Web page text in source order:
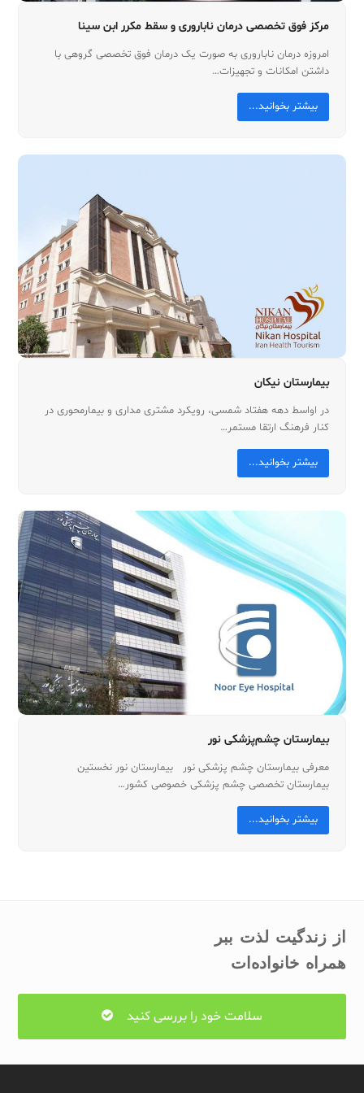
مرکز فوق تخصصی درمان ناباروری و سقط مکرر ابن سینا
امروزه درمان ناباروری به صورت یک درمان فوق تخصصی گروهی با
داشتن امکانات و تجهیزات…
بیشتر بخوانید...
بیمارستان نیکان
در اواسط دهه هفتاد شمسی، رویکرد مشتری مداری و بیمارمحوری در
کنار فرهنگ ارتقا مستمر…
بیشتر بخوانید...
بیمارستان چشم‌پزشکی نور
معرفی بیمارستان چشم پزشکی نور بیمارستان نور نخستین
بیمارستان تخصصی چشم پزشکی خصوصی کشور…
بیشتر بخوانید...
از زندگیت لذت ببر
همراه خانواده‌ات
سلامت خود را بررسی کنید